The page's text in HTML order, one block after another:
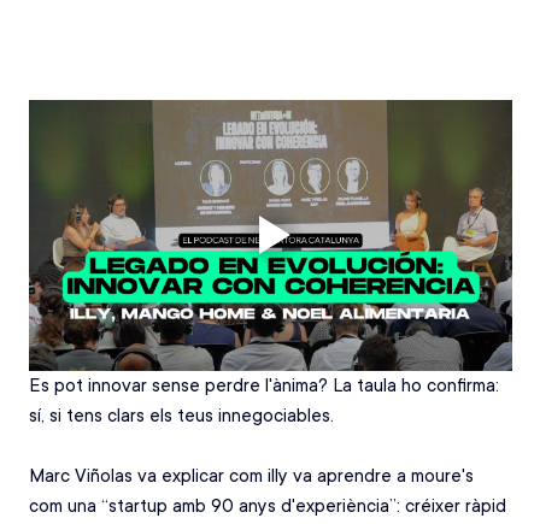
Es pot innovar sense perdre l'ànima? La taula ho confirma:
sí, si tens clars els teus innegociables.
Marc Viñolas va explicar com illy va aprendre a moure's
com una “startup amb 90 anys d'experiència”: créixer ràpid